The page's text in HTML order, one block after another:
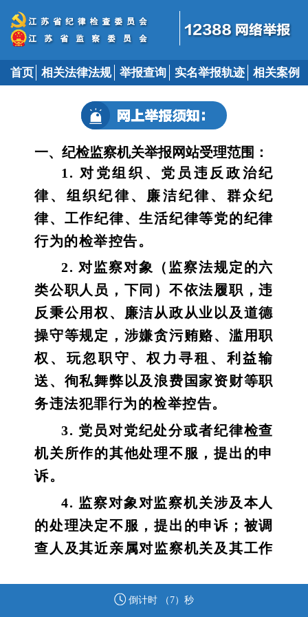
首页 相关法律法规 举报查询 实名举报轨迹 相关案例
一、纪检监察机关举报网站受理范围：
1. 对党组织、党员违反政治纪
律、组织纪律、廉洁纪律、群众纪
律、工作纪律、生活纪律等党的纪律
行为的检举控告。
2. 对监察对象（监察法规定的六
类公职人员，下同）不依法履职，违
反秉公用权、廉洁从政从业以及道德
操守等规定，涉嫌贪污贿赂、滥用职
权、玩忽职守、权力寻租、利益输
送、徇私舞弊以及浪费国家资财等职
务违法犯罪行为的检举控告。
3. 党员对党纪处分或者纪律检查
机关所作的其他处理不服，提出的申
诉。
4. 监察对象对监察机关涉及本人
的处理决定不服，提出的申诉；被调
查人及其近亲属对监察机关及其工作
法权益的行为，提出的申诉。
倒计时 （ 7）秒